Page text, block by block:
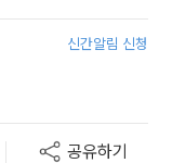
신간알림 신청
공유하기